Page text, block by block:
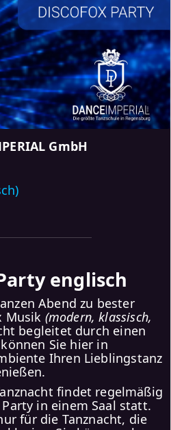
GmbH
englisch
Abend zu bester
Musik (modern, klassisch,
begleitet durch einen
können Sie hier in
Ihren Lieblingstanz
findet regelmäßig
in einem Saal statt.
für die Tanznacht, die